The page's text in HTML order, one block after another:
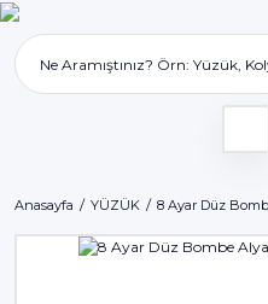
Anasayfa YÜZÜK 8 Ayar Düz